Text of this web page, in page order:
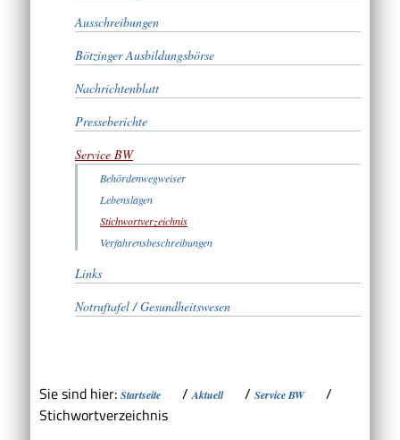
Ausschreibungen
Bötzinger Ausbildungsbörse
Nachrichtenblatt
Presseberichte
Service BW
Behördenwegweiser
Lebenslagen
Stichwortverzeichnis
Verfahrensbeschreibungen
Links
Notruftafel / Gesundheitswesen
Sie sind hier: Startseite /Aktuell / Service BW
/
Stichwortverzeichnis